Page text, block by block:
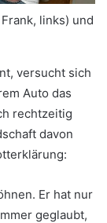
links) und
versucht sich
Auto das
rechtzeitig
davon
Er hat nur
geglaubt,